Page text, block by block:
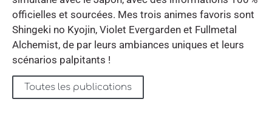
officielles et sourcées. Mes trois animes favoris sont
Shingeki no Kyojin, Violet Evergarden et Fullmetal
Alchemist, de par leurs ambiances uniques et leurs
scénarios palpitants !
Toutes les publications